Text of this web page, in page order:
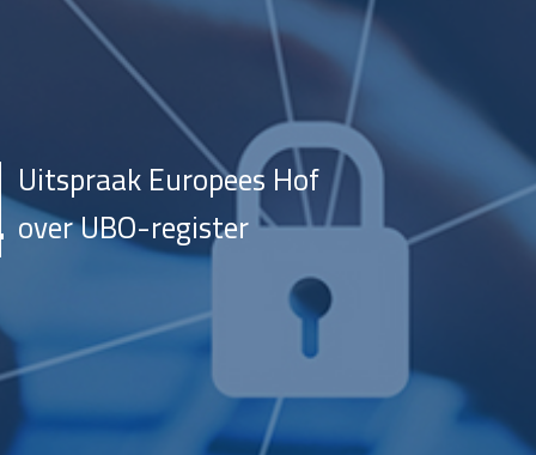
Uitspraak Europees Hof
over UBO-register